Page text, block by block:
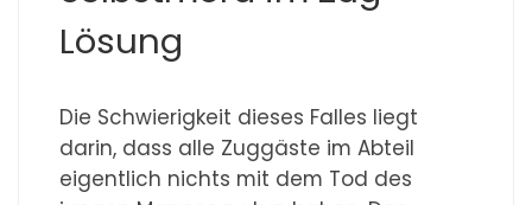
Lösung
Die Schwierigkeit dieses Falles liegt
darin, dass alle Zuggäste im Abteil
eigentlich nichts mit dem Tod des